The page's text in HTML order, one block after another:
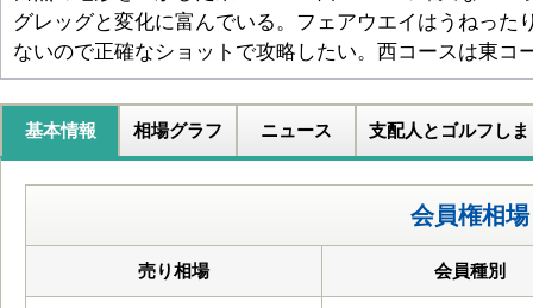
グレッグと変化に富んでいる。フェアウエイはうねっ
ないので正確なショットで攻略したい。西コースは東コ
基本情報 相場グラフ ニュース 支配人とゴルフしま
会員権相場
売り相場 会員種別